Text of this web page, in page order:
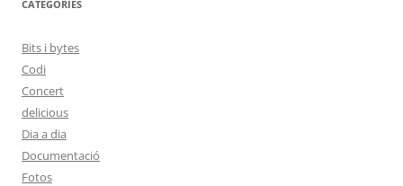
CATEGORIES
Bits i bytes
Codi
Concert
delicious
Dia a dia
Documentació
Fotos